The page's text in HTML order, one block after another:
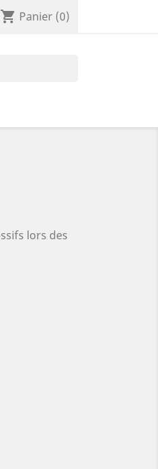
shopping_cart Panier (0)
lors des